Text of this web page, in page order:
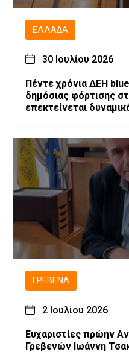
ΕΛΛΆΔΑ
30 Ιουλίου 2026
Πέντε χρόνια ΔΕΗ
δημόσιας φόρτισης
επεκτείνεται
ΓΡΕΒΕΝΆ
2 Ιουλίου 2026
Ευχαριστίες πρώην
Γρεβενών Ιωάννη